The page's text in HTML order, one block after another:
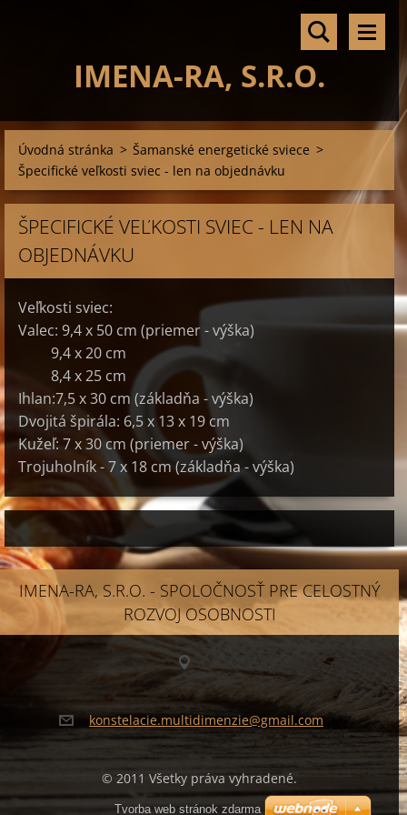
IMENA-RA, S.R.O.
Úvodná stránka > Šamanské energetické sviece >
Špecifické veľkosti sviec - len na objednávku
ŠPECIFICKÉ VEĽKOSTI SVIEC - LEN NA
OBJEDNÁVKU
Veľkosti sviec:
Valec: 9,4 x 50 cm (priemer - výška)
9,4 x 20 cm
8,4 x 25 cm
Ihlan:7,5 x 30 cm (základňa - výška)
Dvojitá špirála: 6,5 x 13 x 19 cm
Kužeľ: 7 x 30 cm (priemer - výška)
Trojuholník - 7 x 18 cm (základňa - výška)
IMENA-RA, S.R.O. - SPOLOČNOSŤ PRE CELOSTNÝ
ROZVOJ OSOBNOSTI
konstelacie.multidimenzie@gmail.com
© 2011 Všetky práva vyhradené.
Tvorba web stránok zdarma